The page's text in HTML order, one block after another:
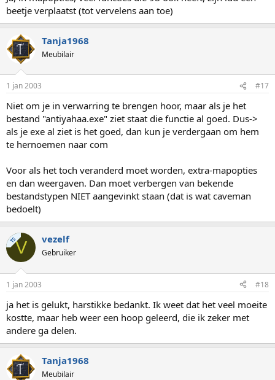
beetje verplaatst (tot vervelens aan toe)
Tanja1968
Meubilair
1 jan 2003 #17
Niet om je in verwarring te brengen hoor, maar als je het
bestand "antiyahaa.exe" ziet staat die functie al goed. Dus->
als je exe al ziet is het goed, dan kun je verdergaan om hem
te hernoemen naar com
Voor als het toch veranderd moet worden, extra-mapopties
en dan weergaven. Dan moet verbergen van bekende
bestandstypen NIET aangevinkt staan (dat is wat caveman
bedoelt)
TSV vezelf
Gebruiker
1 jan 2003 #18
ja het is gelukt, harstikke bedankt. Ik weet dat het veel moeite
kostte, maar heb weer een hoop geleerd, die ik zeker met
andere ga delen.
Tanja1968
Meubilair